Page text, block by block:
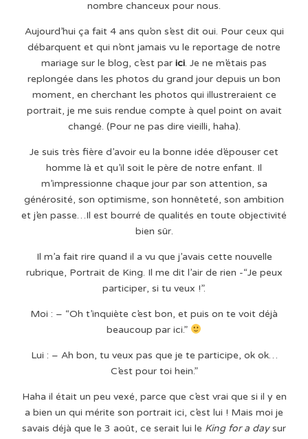
nombre chanceux pour nous.
Aujourd’hui ça fait 4 ans qu’on s’est dit oui. Pour ceux qui
débarquent et qui n’ont jamais vu le reportage de notre
mariage sur le blog, c’est par ici. Je ne m’étais pas
replongée dans les photos du grand jour depuis un bon
moment, en cherchant les photos qui illustreraient ce
portrait, je me suis rendue compte à quel point on avait
changé. (Pour ne pas dire vieilli, haha).
Je suis très fière d’avoir eu la bonne idée d’épouser cet
homme là et qu’il soit le père de notre enfant. Il
m’impressionne chaque jour par son attention, sa
générosité, son optimisme, son honnêteté, son ambition
et j’en passe…Il est bourré de qualités en toute objectivité
bien sûr.
Il m’a fait rire quand il a vu que j’avais cette nouvelle
rubrique, Portrait de King. Il me dit l’air de rien -“Je peux
participer, si tu veux !”.
Moi : – “Oh t’inquiète c’est bon, et puis on te voit déjà
beaucoup par ici.”
Lui : – Ah bon, tu veux pas que je te participe, ok ok…
C’est pour toi hein.”
Haha il était un peu vexé, parce que c’est vrai que si il y en
a bien un qui mérite son portrait ici, c’est lui ! Mais moi je
savais déjà que le 3 août, ce serait lui le King for a daysur